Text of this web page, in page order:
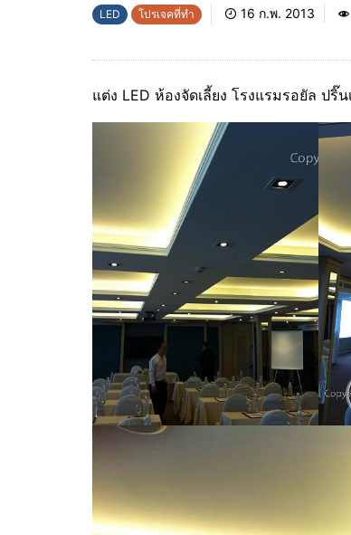
LED โปรเจคที่ทำ 16 ก.พ. 2013
แต่ง LED ห้องจัดเลี้ยง โรงแรมรอยัล ปริ๊น